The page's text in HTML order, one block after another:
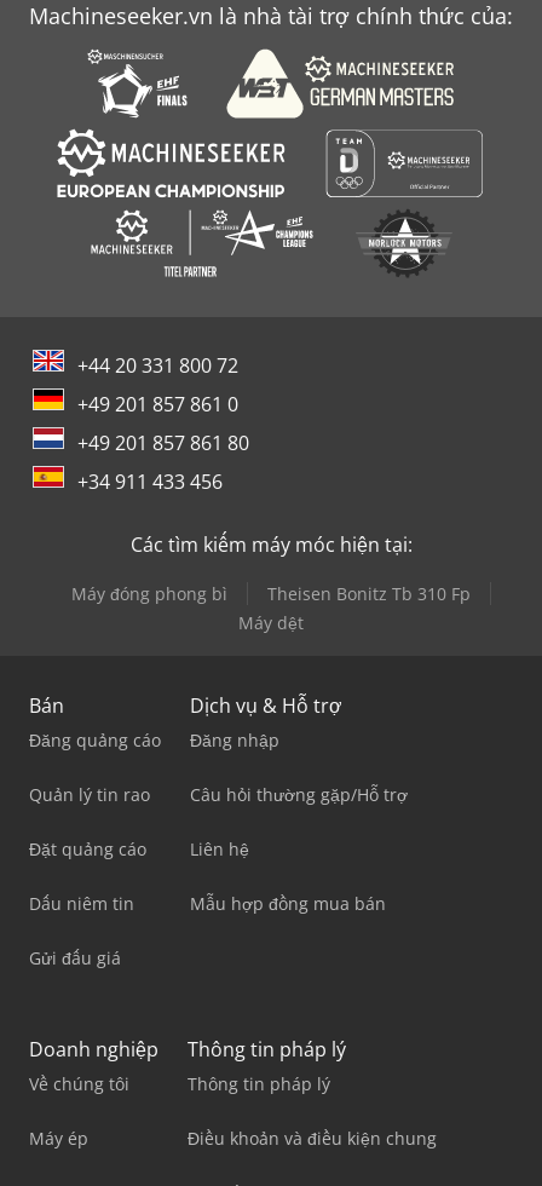
Machineseeker.vn là nhà tài trợ chính thức của:
+44 20 331 800 72
+49 201 857 861 0
+49 201 857 861 80
+34 911 433 456
Các tìm kiếm máy móc hiện tại:
Máy đóng phong bì
Theisen Bonitz Tb 310 Fp
Máy dệt
Bán
Đăng quảng cáo
Quản lý tin rao
Đặt quảng cáo
Dấu niêm tin
Gửi đấu giá
Dịch vụ & Hỗ trợ
Đăng nhập
Câu hỏi thường gặp/Hỗ trợ
Liên hệ
Mẫu hợp đồng mua bán
Doanh nghiệp
Về chúng tôi
Máy ép
Thông tin pháp lý
Thông tin pháp lý
Điều khoản và điều kiện chung